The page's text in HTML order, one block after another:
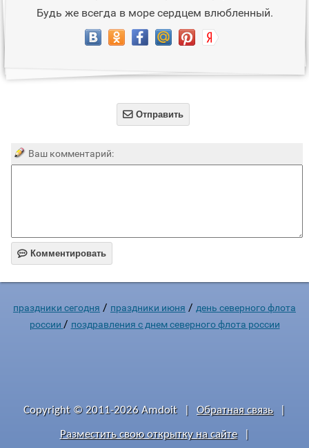
Будь же всегда в море сердцем влюбленный.
 Отправить
Ваш комментарий:
 Комментировать
праздники сегодня / праздники июня / день северного флота
россии / поздравления с днем северного флота россии
Copyright © 2011-2026 Amdoit Обратная связь
Разместить свою открытку на сайте